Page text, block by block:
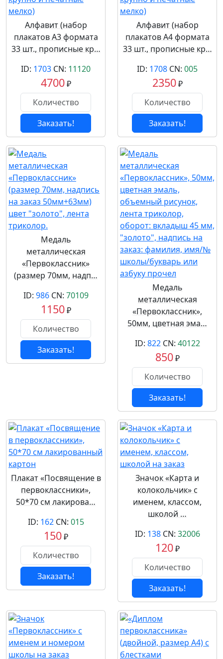
Алфавит (набор
плакатов А3 формата
33 шт., прописные кр…
ID: 1703 CN: 11120
4700₽
Заказать!
Алфавит (набор
плакатов А4 формата
33 шт., прописные кр…
ID: 1708 CN: 005
2350₽
Заказать!
Медаль
металлическая
«Первоклассник»
(размер 70мм, надп…
ID: 986CN: 70109
1150₽
Заказать!
Медаль
металлическая
«Первоклассник»,
50мм, цветная эма…
ID: 822CN: 40122
850₽
Заказать!
Плакат «Посвящение в
первоклассники»,
50*70 см лакирова…
ID: 162CN: 015
150₽
Заказать!
Значок «Карта и
колокольчик» с
именем, классом,
школой …
ID: 138CN: 32006
120₽
Заказать!